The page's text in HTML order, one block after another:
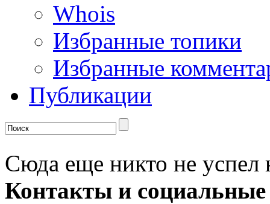
Whois
Избранные топики
Избранные
Публикации
Сюда еще никто не успел
Контакты и социальные